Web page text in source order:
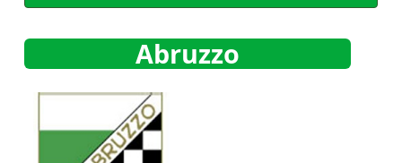
Abruzzo